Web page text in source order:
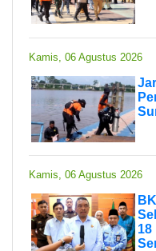
Kamis, 06 Agustus 2026
Kamis, 06 Agustus 2026
18